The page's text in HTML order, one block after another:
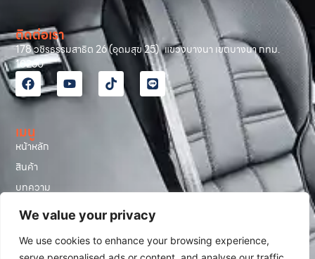
We value your privacy
We use cookies to enhance your browsing experience,
เมนู
หน้าหลัก
สินค้า
บทความ
รีวิวลูกค้า
เกี่ยวกับเรา
ติดต่อเรา
178 วชิรธรรมสาธิต 26 (อุดมสุข 25) แขวงบางนา เขตบางนา กทม.
10260